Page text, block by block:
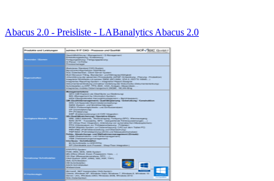
Abacus 2.0 - Preisliste - LABanalytics Abacus 2.0